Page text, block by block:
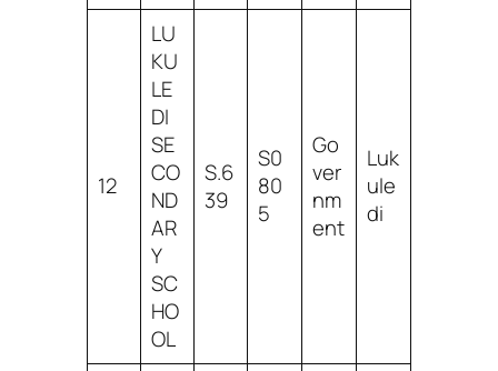
12
LU
KU
LE
DI
SE
CO
ND
AR
Y
SC
HO
OL
S.6
39
S0
80
5
Go
ver
nm
ent
Luk
ule
di